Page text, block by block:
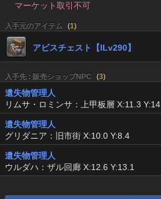
マーケット取引不可
入手元のアイテム (1)
アビスチェスト【ILv290】
入手先 : 販売ショップNPC (3)
遺失物管理人
リムサ・ロミンサ：上甲板層 X:11.3
遺失物管理人
グリダニア：旧市街 X:10.0 Y:8.4
遺失物管理人
ウルダハ：ザル回廊 X:12.6 Y:13.1